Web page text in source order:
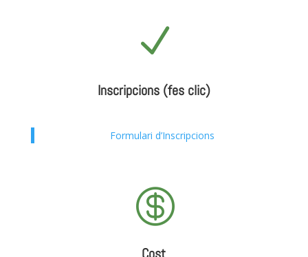
N
Inscripcions (fes clic)
Formulari d’Inscripcions

Cost